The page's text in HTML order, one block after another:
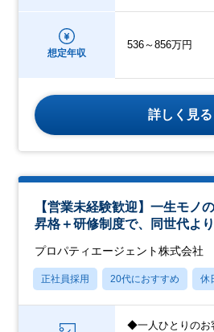
想定年収
536～856万円
詳しく見る
【営業未経験歓迎】一生モノ
昇格＋研修制度で、同世代よ
プロパティエージェント株式会社
正社員採用 20代におすすめ 休
◆一人ひとりのお